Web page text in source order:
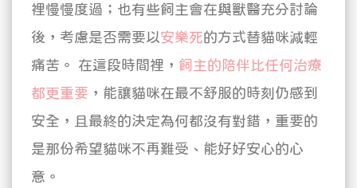
裡慢慢度過；也有些飼主會在與獸醫充分討論
後，考慮是否需要以安樂死的方式替貓咪減輕
痛苦。
在這段時間裡， 飼主的陪伴比任何治療
都更重要 ，能讓貓咪在最不舒服的時刻仍感到
安全，且最終的決定為何都沒有對錯，重要的
是那份希望貓咪不再難受、能好好安心的心
意。